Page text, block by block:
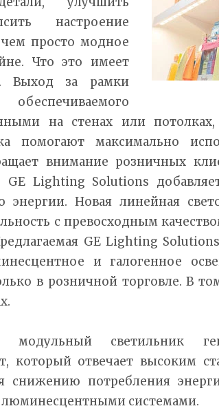
настроение
просто модное
Что это имеет
Выход за рамки
на стенах или потолках,
помогают максимально
внимание розничных
GE Lighting Solutions
Новая линейная
с превосходным
GE Lighting
и галогенное
в розничной торговле. В
модульный светильник
который отвечает высоким
снижению потребления
люминесцентными системами.